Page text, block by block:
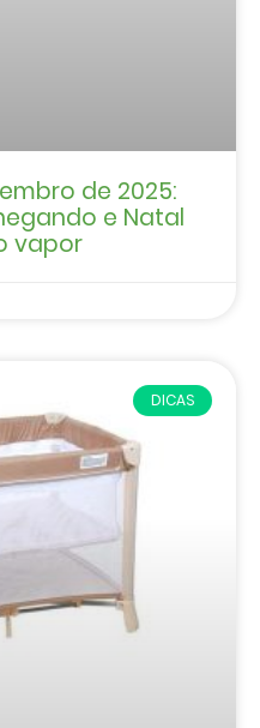
de 2025:
e Natal
vapor
DICAS